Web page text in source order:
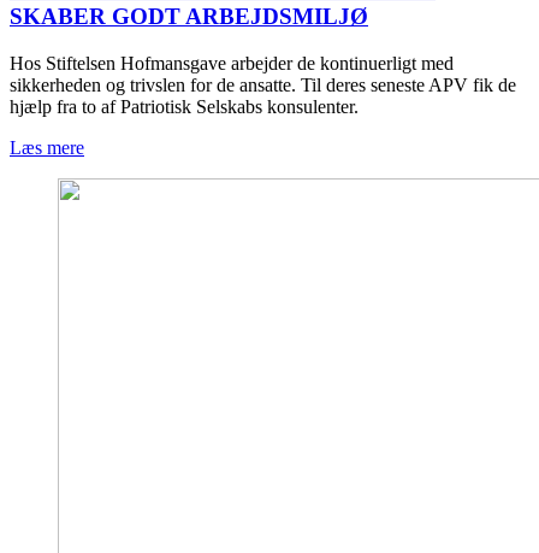
SKABER GODT ARBEJDSMILJØ
Hos Stiftelsen Hofmansgave arbejder de kontinuerligt med
sikkerheden og trivslen for de ansatte. Til deres seneste APV fik de
hjælp fra to af Patriotisk Selskabs konsulenter.
Læs mere